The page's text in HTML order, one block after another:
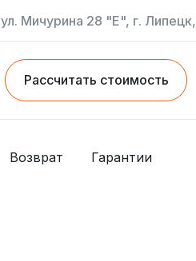
ул. Мичурина 28 "Е", г. Липецк,
Рассчитать стоимость
Гарантии
Возврат